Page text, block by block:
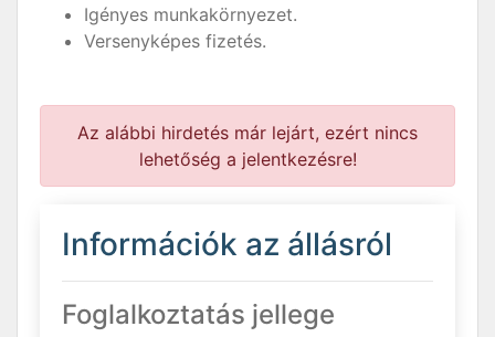
Igényes munkakörnyezet.
Versenyképes fizetés.
Az alábbi hirdetés már lejárt, ezért nincs
lehetőség a jelentkezésre!
Információk az állásról
Foglalkoztatás jellege